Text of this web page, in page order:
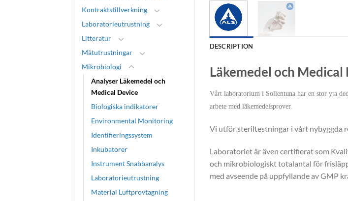
Kontraktstillverkning
Laboratorieutrustning
Litteratur
Mätutrustningar
Mikrobiologi
Analyser Läkemedel och
Medical Device
Biologiska indikatorer
Environmental Monitoring
Identifieringssystem
Inkubatorer
Instrument Snabbanalys
Laboratorieutrustning
Material Luftprovtagning
DESCRIPTION
Läkemedel och Medical
Vårt laboratorium i Sollentuna har en stor yta
arbete med läkemedelsprover.
Vi utför steriltestningar i vårt nybyggda
Laboratoriet är även certifierat som
och mikrobiologiskt totalantal för
med avseende på uppfyllande av GMP